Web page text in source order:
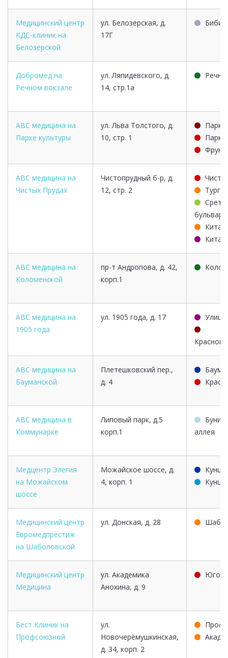
Медицинский центр
КДС-клиник на
Белозерской
ул. Белозерская, д.
17Г
Добромед на
Речном вокзале
ул. Ляпидевского, д.
14, стр.1а
ABC медицина на
Парке культуры
ул. Льва Толстого, д.
10, стр. 1
Парк
Парк
ABC медицина на
Чистых Прудах
Чистопрудный б-р, д.
12, стр. 2
бульвар
ABC медицина на
Коломенской
пр-т Андропова, д. 42,
корп.1
ABC медицина на
1905 года
ул. 1905 года, д. 17 Улица
ABC медицина на
Бауманской
Плетешковский пер.,
д. 4
ABC медицина в
Коммунарке
Липовый парк, д.5
корп.1
аллея
Медцентр Элегия
на Можайском
шоссе
Можайское шоссе, д.
4, корп. 1
Медицинский центр
Евромедпрестиж
на Шаболовской
ул. Донская, д. 28
Медицинский центр
Медицина
ул. Академика
Анохина, д. 9
Юго-
Бест Клиник на
Профсоюзной
ул.
Новочерёмушкинская,
д. 34, корп. 2